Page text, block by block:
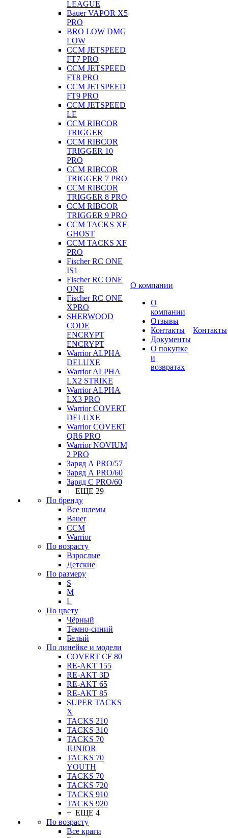
LEAGUE
Bauer VAPOR X5
PRO
BRO LOW DMG
LOW
CCM JETSPEED
FT7 PRO
CCM JETSPEED
FT8 PRO
CCM JETSPEED
FT9 PRO
CCM JETSPEED
LE
CCM RIBCOR
TRIGGER
CCM RIBCOR
TRIGGER 10
PRO
CCM RIBCOR
TRIGGER 7 PRO
CCM RIBCOR
TRIGGER 8 PRO
CCM RIBCOR
TRIGGER 9 PRO
CCM TACKS XF
GHOST
CCM TACKS XF
PRO
Fischer RC ONE
IS1
Fischer RC ONE
ONE
Fischer RC ONE
XPRO
SHERWOOD
CODE
ENCRYPT
ENCRYPT
Warrior ALPHA
DELUXE
Warrior ALPHA
LX2 STRIKE
Warrior ALPHA
LX3 PRO
Warrior COVERT
DELUXE
Warrior COVERT
QR6 PRO
Warrior NOVIUM
2 PRO
Заряд А PRO/57
Заряд А PRO/60
Заряд С PRO/60
+ ЕЩЕ 29
По бренду
Все шлемы
Bauer
CCM
Warrior
По возрасту
Взрослые
Детские
По размеру
S
M
L
По цвету
Чёрный
Темно-синий
Белый
По линейке и модели
COVERT CF 80
RE-AKT 155
RE-AKT 3D
RE-AKT 65
RE-AKT 85
SUPER TACKS
X
TACKS 210
TACKS 310
TACKS 70
JUNIOR
TACKS 70
YOUTH
TACKS 70
TACKS 720
TACKS 910
TACKS 920
+ ЕЩЕ 4
По возрасту
Все краги
О компании
О
компании
Отзывы
Контакты
Документы
О покупке
и
возвратах
Контакты